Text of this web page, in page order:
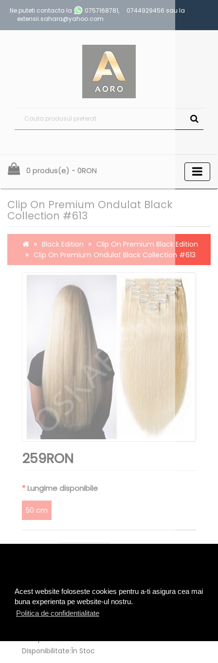
Acest website foloseste cookies pentru a-ti asigura cea mai
buna experienta pe website-ul nostru.
Politica de confidentialitate
Ne puteti contacta la 0757168781, 0744929456 sau la
extensii.sahara@yahoo.com
0 produs(e) - 0RON
Clip On Premium Ondulat Black
Collection #613
Black Edition
Clip On Premium Black Edition
Clip On Premium Ondulat Black Collection #613
259RON
Lungime disponibile
50 cm
0 opinii|Spune-ţi opinia
Cod produs:CDOB-18
Disponibilitate:În Stoc